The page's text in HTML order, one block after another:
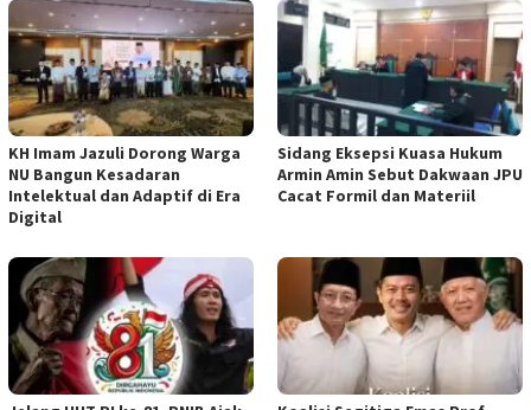
KH Imam Jazuli Dorong Warga
NU Bangun Kesadaran
Intelektual dan Adaptif di Era
Digital
‎Sidang Eksepsi Kuasa Hukum
Armin Amin Sebut Dakwaan JPU
Cacat Formil dan Materiil